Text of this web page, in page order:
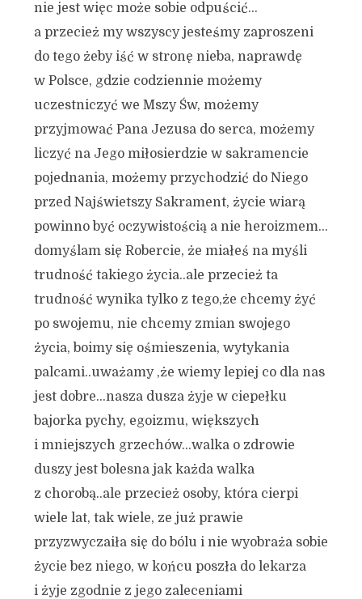
nie jest więc może sobie odpuścić…
a przecież my wszyscy jesteśmy zaproszeni
do tego żeby iść w stronę nieba, naprawdę
w Polsce, gdzie codziennie możemy
uczestniczyć we Mszy Św, możemy
przyjmować Pana Jezusa do serca, możemy
liczyć na Jego miłosierdzie w sakramencie
pojednania, możemy przychodzić do Niego
przed Najświetszy Sakrament, życie wiarą
powinno być oczywistością a nie heroizmem…
domyślam się Robercie, że miałeś na myśli
trudność takiego życia..ale przecież ta
trudność wynika tylko z tego,że chcemy żyć
po swojemu, nie chcemy zmian swojego
życia, boimy się ośmieszenia, wytykania
palcami..uważamy ,że wiemy lepiej co dla nas
jest dobre…nasza dusza żyje w ciepełku
bajorka pychy, egoizmu, większych
i mniejszych grzechów…walka o zdrowie
duszy jest bolesna jak każda walka
z chorobą..ale przecież osoby, która cierpi
wiele lat, tak wiele, ze już prawie
przyzwyczaiła się do bólu i nie wyobraża sobie
życie bez niego, w końcu poszła do lekarza
i żyje zgodnie z jego zaleceniami